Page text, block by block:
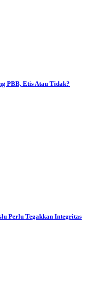
PBB, Etis Atau Tidak?
Perlu Tegakkan Integritas